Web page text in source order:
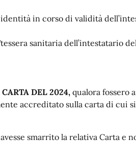
in corso di validità
sanitaria dell’intestatario
DEL 2024, qualora fossero
accreditato sulla carta di cui
smarrito la relativa Carta e